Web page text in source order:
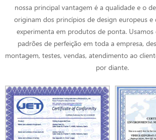
nossa principal vantagem é a qualidade e o
originam dos princípios de design europeus e
experimenta em produtos de ponta. Usamos
padrões de perfeição em toda a empresa,
montagem, testes, vendas, atendimento ao
por diante.